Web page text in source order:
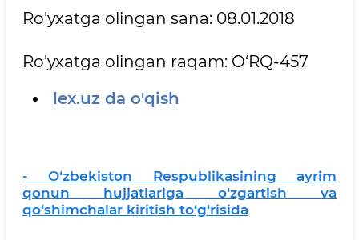
Ro'yxatga olingan sana: 08.01.2018
Ro'yxatga olingan raqam: O‘RQ-457
lex.uz da o'qish
- O‘zbekiston Respublikasining ayrim
qonun hujjatlariga o‘zgartish va
qo‘shimchalar kiritish to‘g‘risida